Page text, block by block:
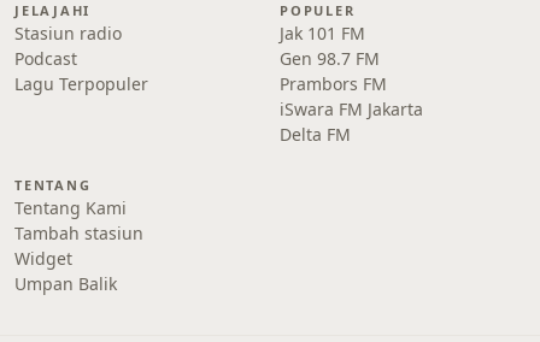
JELAJAHI
Stasiun radio
Podcast
Lagu Terpopuler
POPULER
Jak 101 FM
Gen 98.7 FM
Prambors FM
iSwara FM Jakarta
Delta FM
TENTANG
Tentang Kami
Tambah stasiun
Widget
Umpan Balik